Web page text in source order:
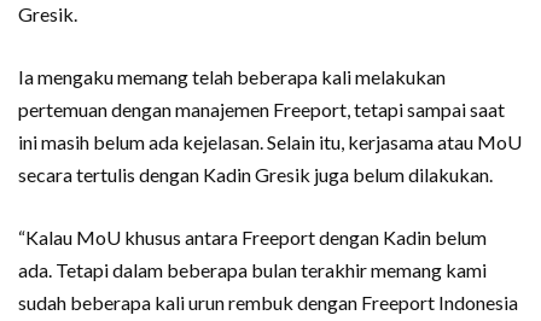
Gresik.
Ia mengaku memang telah beberapa kali melakukan
pertemuan dengan manajemen Freeport, tetapi sampai saat
ini masih belum ada kejelasan. Selain itu, kerjasama atau MoU
secara tertulis dengan Kadin Gresik juga belum dilakukan.
“Kalau MoU khusus antara Freeport dengan Kadin belum
ada. Tetapi dalam beberapa bulan terakhir memang kami
sudah beberapa kali urun rembuk dengan Freeport Indonesia